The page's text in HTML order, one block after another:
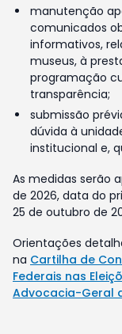
manutenção
comunicados
informativos,
museus, à
programação
transparência;
submissão
dúvida à
institucional e,
As medidas serão
de 2026, data do
25 de outubro de
Orientações
na Cartilha de
Federais nas
Advocacia-Geral